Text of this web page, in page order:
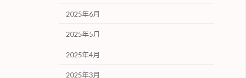
2025年6月
2025年5月
2025年4月
2025年3月